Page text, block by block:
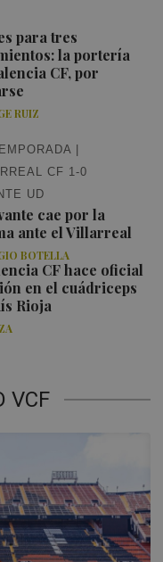
para tres
la portería
CF, por
RUIZ
|
CF 1-0
UD
cae por la
ante el Villarreal
BOTELLA
CF hace oficial
en el cuádriceps
Rioja
VCF